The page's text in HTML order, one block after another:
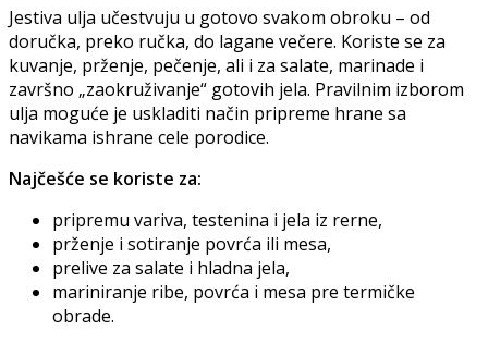
Jestiva ulja učestvuju u gotovo svakom obroku – od
doručka, preko ručka, do lagane večere. Koriste se za
kuvanje, prženje, pečenje, ali i za salate, marinade i
završno „zaokruživanje“ gotovih jela. Pravilnim izborom
ulja moguće je uskladiti način pripreme hrane sa
navikama ishrane cele porodice.
Najčešće se koriste za:
pripremu variva, testenina i jela iz rerne,
prženje i sotiranje povrća ili mesa,
prelive za salate i hladna jela,
mariniranje ribe, povrća i mesa pre termičke
obrade.